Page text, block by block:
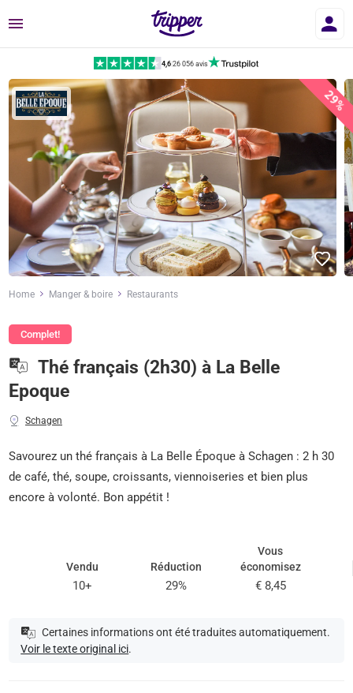
Menu
4,6|26 056 avis
29%
Home Manger & boire Restaurants
Complet!
Thé français (2h30) à La Belle
Epoque
Schagen
Savourez un thé français à La Belle Époque à Schagen : 2 h 30
de café, thé, soupe, croissants, viennoiseries et bien plus
encore à volonté. Bon appétit !
Vendu
10+
Réduction
29%
Vous
économisez
€ 8,45
Certaines informations ont été traduites automatiquement.
Voir le texte original ici.